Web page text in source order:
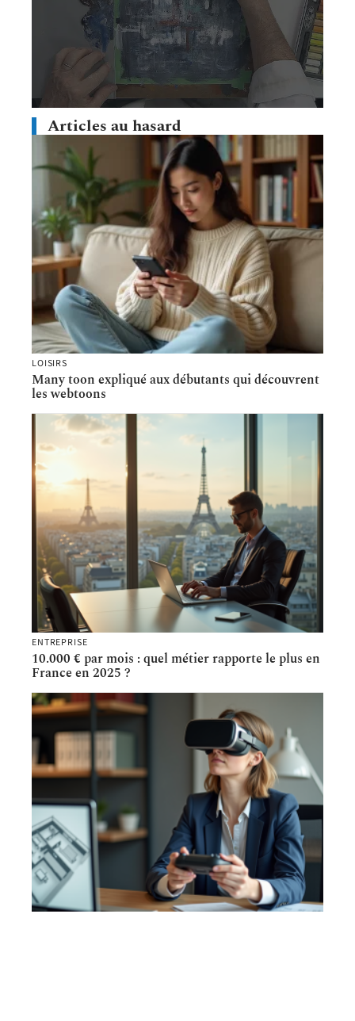
Articles au hasard
LOISIRS
Many toon expliqué aux débutants qui découvrent
les webtoons
ENTREPRISE
10.000 € par mois : quel métier rapporte le plus en
France en 2025 ?